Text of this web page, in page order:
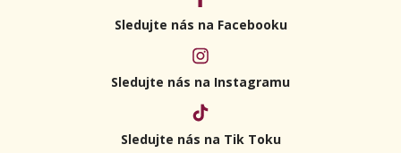
Sledujte nás na Facebooku
Sledujte nás na Instagramu
Sledujte nás na Tik Toku